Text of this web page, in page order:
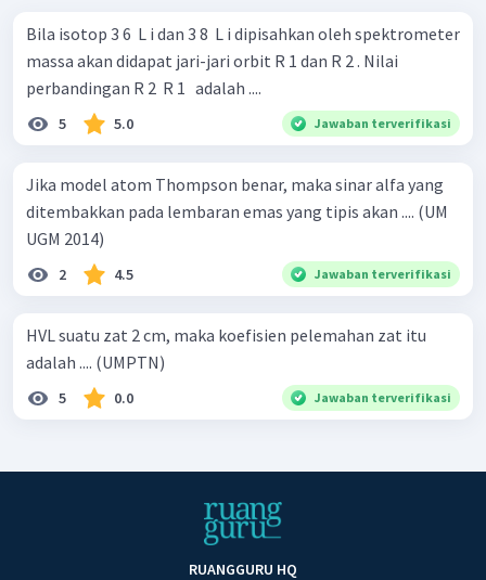
Bila isotop 3 6 ​ L i dan 3 8 ​ L i dipisahkan oleh spektrometer
massa akan didapat jari-jari orbit R 1 dan R 2 . Nilai
perbandingan R 2 ​ R 1 ​ ​ adalah ....
5 5.0 Jawaban terverifikasi
Jika model atom Thompson benar, maka sinar alfa yang
ditembakkan pada lembaran emas yang tipis akan .... (UM
UGM 2014)
2 4.5 Jawaban terverifikasi
HVL suatu zat 2 cm, maka koefisien pelemahan zat itu
adalah .... (UMPTN)
5 0.0 Jawaban terverifikasi
RUANGGURU HQ